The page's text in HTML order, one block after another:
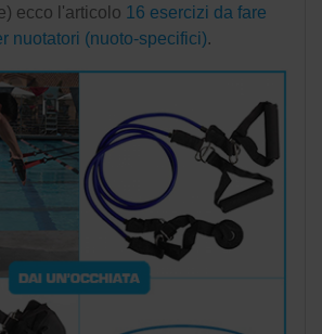
ecco l'articolo 16 esercizi da fare
nuotatori (nuoto-specifici).